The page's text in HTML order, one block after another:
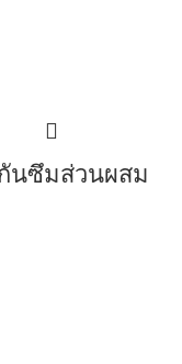
นซึมส่วนผสม